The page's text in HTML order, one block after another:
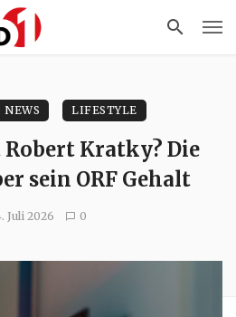
NEWS LIFESTYLE
Kratky? Die
sein ORF Gehalt
Juli 2026 0